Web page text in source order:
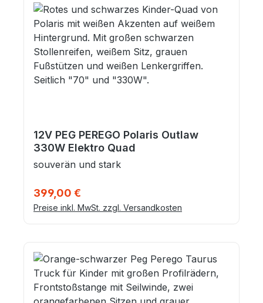
12V PEG PEREGO Polaris Outlaw
330W Elektro Quad
souverän und stark
399,00 €
Preise inkl. MwSt. zzgl. Versandkosten